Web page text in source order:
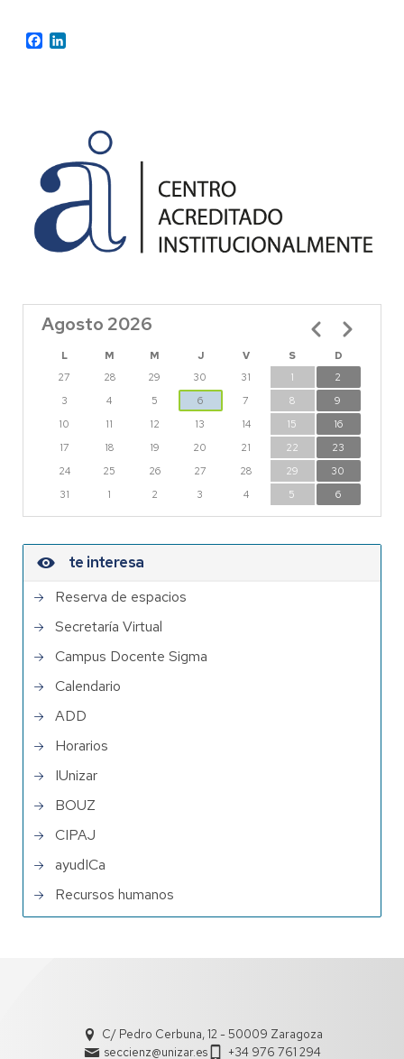
Facebook
Agosto 2026
L M M J V S
D
27
28 29 30 31 1
2
3
4 5 6 7 8
9
10
11 12 13 14 15
16
17
18 19 20 21 22
23
24
25 26 27 28 29
30
31
1 2 3 4 5 6
Paginación
te interesa
Reserva de espacios
Secretaría Virtual
Campus Docente Sigma
Calendario
ADD
Horarios
IUnizar
BOUZ
CIPAJ
ayudICa
Recursos humanos
C/ Pedro Cerbuna, 12 - 50009 Zaragoza
seccienz@unizar.es
+34 976 761 294